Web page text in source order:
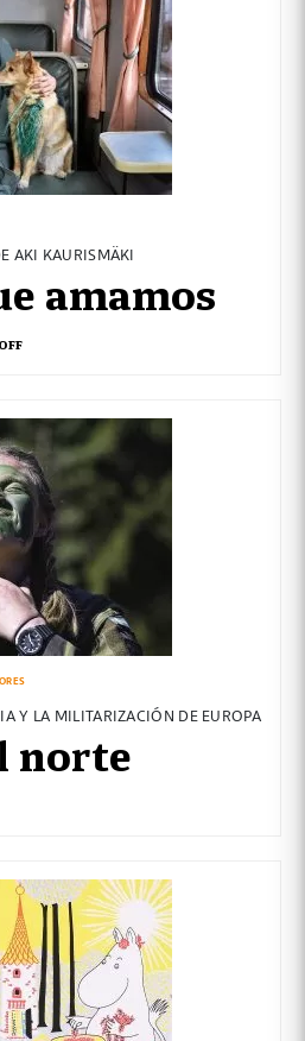
AKI KAURISMÄKI
amamos
Y LA MILITARIZACIÓN DE EUROPA
norte